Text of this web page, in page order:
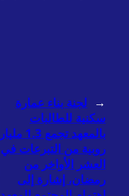
← لجنة بناء عمارة
سكنية للطالبات
بالمعهد تجمع 1.3 مليار
روبية من التبرعات في
العشر الأواخر من
رمضان، إشارة إلى